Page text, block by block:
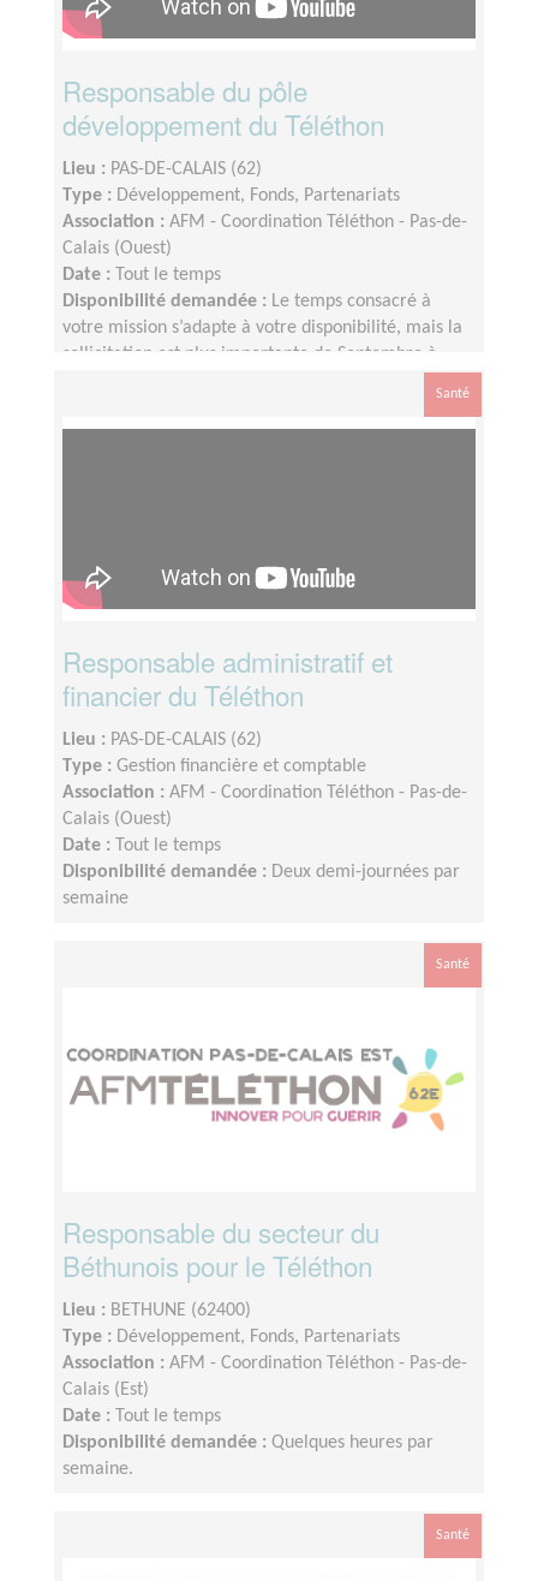
Responsable du pôle
développement du Téléthon
Lieu : PAS-DE-CALAIS (62)
Type : Développement, Fonds, Partenariats
Association : AFM - Coordination Téléthon - Pas-de-
Calais (Ouest)
Date :
Tout le temps
Disponibilité demandée : Le temps consacré à
votre mission s’adapte à votre disponibilité, mais la
sollicitation est plus importante de Septembre à
Santé
Responsable administratif et
financier du Téléthon
Lieu : PAS-DE-CALAIS (62)
Type : Gestion financière et comptable
Association : AFM - Coordination Téléthon - Pas-de-
Calais (Ouest)
Date :
Tout le temps
Disponibilité demandée : Deux demi-journées par
semaine
Santé
Responsable du secteur du
Béthunois pour le Téléthon
Lieu : BETHUNE (62400)
Type : Développement, Fonds, Partenariats
Association : AFM - Coordination Téléthon - Pas-de-
Calais (Est)
Date :
Tout le temps
Disponibilité demandée : Quelques heures par
semaine.
Santé